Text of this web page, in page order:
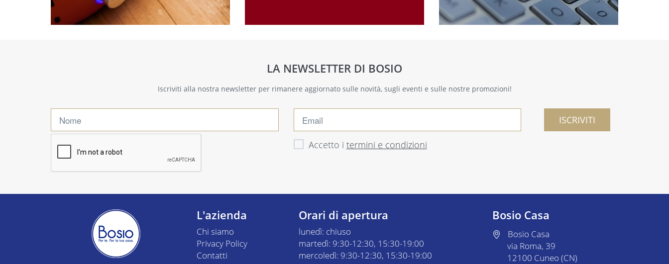
LA NEWSLETTER DI BOSIO
Iscriviti alla nostra newsletter per rimanere aggiornato sulle novità, sugli eventi e sulle nostre promozioni!
ISCRIVITI
Accetto i termini e condizioni
L'azienda
Chi siamo
Privacy Policy
Contatti
Orari di apertura
lunedì: chiuso
martedì: 9:30-12:30, 15:30-19:00
mercoledì: 9:30-12:30, 15:30-19:00
Bosio Casa
Bosio Casa
via Roma, 39
12100 Cuneo (CN)